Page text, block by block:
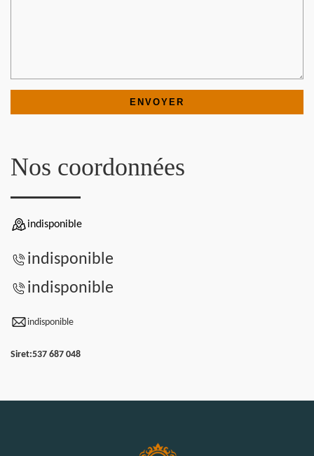
Nos coordonnées
indisponible
indisponible
indisponible
indisponible
Siret:537 687 048